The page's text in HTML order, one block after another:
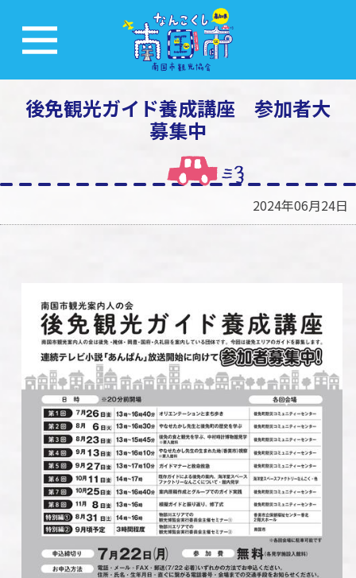
後免観光ガイド養成講座 参加者大
募集中
2024年06月24日